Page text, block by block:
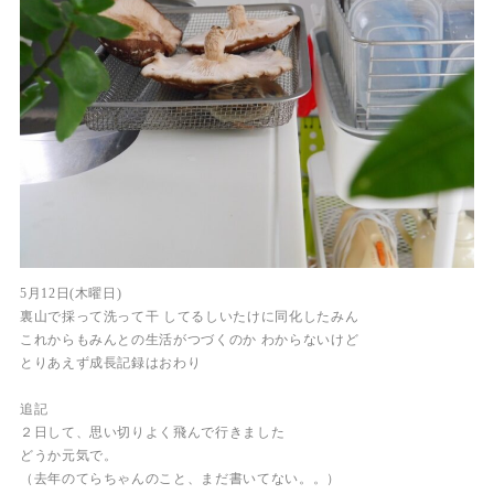
5月12日(木曜日)
裏山で採って洗って干 してるしいたけに同化したみん
これからもみんとの生活がつづくのか わからないけど
とりあえず成長記録はおわり
追記
２日して、思い切りよく飛んで行きました
どうか元気で。
（去年のてらちゃんのこと、まだ書いてない。。）